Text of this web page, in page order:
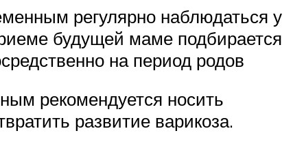
регулярно наблюдаться у
будущей маме подбирается
на период родов
рекомендуется носить
развитие варикоза.